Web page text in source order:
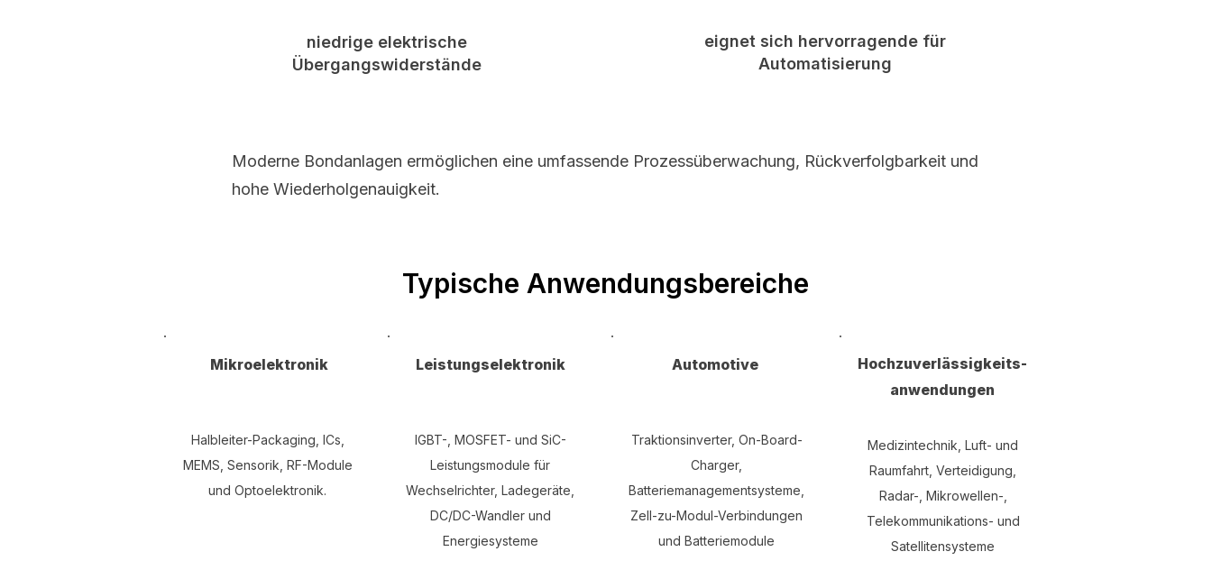
niedrige elektrische
Übergangswiderstände
eignet sich hervorragende für
Automatisierung
Moderne Bondanlagen ermöglichen eine umfassende Prozessüberwachung, Rückverfolgbarkeit und
hohe Wiederholgenauigkeit.
Typische Anwendungsbereiche
Mikroelektronik
Halbleiter-Packaging, ICs,
MEMS, Sensorik, RF-Module
und Optoelektronik.
Leistungselektronik
IGBT-, MOSFET- und SiC-
Leistungsmodule für
Wechselrichter, Ladegeräte,
DC/DC-Wandler und
Energiesysteme
Automotive
Traktionsinverter, On-Board-
Charger,
Batteriemanagementsysteme,
Zell-zu-Modul-Verbindungen
und Batteriemodule
Hochzuverlässigkeits-
anwendungen
Medizintechnik, Luft- und
Raumfahrt, Verteidigung,
Radar-, Mikrowellen-,
Telekommunikations- und
Satellitensysteme